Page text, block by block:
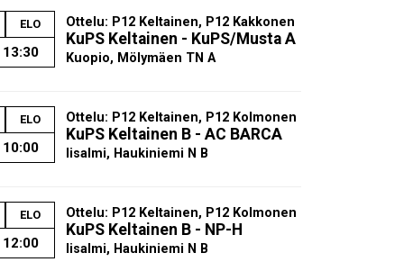
ELO
13:30
Ottelu: P12 Keltainen, P12 Kakkonen
KuPS Keltainen - KuPS/Musta A
Kuopio, Mölymäen TN A
ELO
10:00
Ottelu: P12 Keltainen, P12 Kolmonen
KuPS Keltainen B - AC BARCA
Iisalmi, Haukiniemi N B
ELO
12:00
Ottelu: P12 Keltainen, P12 Kolmonen
KuPS Keltainen B - NP-H
Iisalmi, Haukiniemi N B